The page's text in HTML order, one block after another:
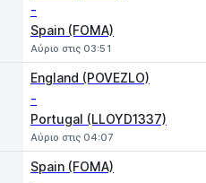
-
Spain (FOMA)
Αύριο στις 03:51
England (POVEZLO)
-
Portugal (LLOYD1337)
Αύριο στις 04:07
Spain (FOMA)